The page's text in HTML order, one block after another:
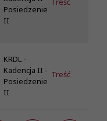
Posiedzenie
II
KRDL -
Kadencja II -
Posiedzenie
II
Treść